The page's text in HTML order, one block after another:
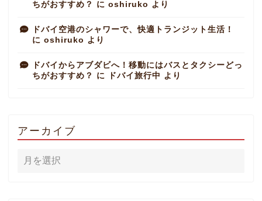
ちがおすすめ？
に oshiruko より
ドバイ空港のシャワーで、快適トランジット生活！
に oshiruko より
ドバイからアブダビへ！移動にはバスとタクシーどっ
ちがおすすめ？
に ドバイ旅行中 より
アーカイブ